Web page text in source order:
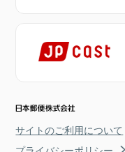
サイトのご利用について